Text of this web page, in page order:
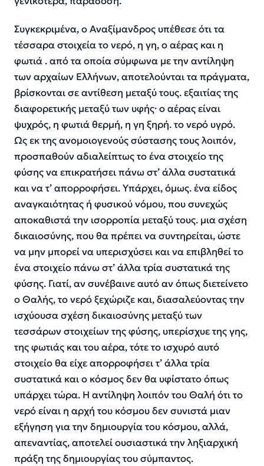
Συγκεκριμένα, ο Αναξίμανδρος υπέθεσε ότι τα
τέσσαρα στοιχεία το νερό, η γη, ο αέρας και η
φωτιά . από τα οποία σύμφωνα με την αντίληψη
των αρχαίων Ελλήνων, αποτελούνται τα πράγματα,
βρίσκονται σε αντίθεση μεταξύ τους. εξαιτίας της
διαφορετικής μεταξύ των υφής· ο αέρας είναι
ψυχρός, η φωτιά θερμή, η γη ξηρή. το νερό υγρό.
Ως εκ της ανομοιογενούς σύστασης τους λοιπόν,
προσπαθούν αδιαλείπτως το ένα στοιχείο της
φύσης να επικρατήσει πάνω στ’ άλλα συστατικά
και να τ’ απορροφήσει. Υπάρχει, όμως. ένα είδος
αναγκαιότητας ή φυσικού νόμου, που συνεχώς
αποκαθιστά την ισορροπία μεταξύ τους. μια σχέση
δικαιοσύνης, που θα πρέπει να συντηρείται, ώστε
να μην μπορεί να υπερισχύσει και να επιβληθεί το
ένα στοιχείο πάνω στ’ άλλα τρία συστατικά της
φύσης. Γιατί, αν συνέβαινε αυτό αν όπως διετείνετο
ο Θαλής, το νερό ξεχώριζε και, διασαλεύοντας την
ισχύουσα σχέση δικαιοσύνης μεταξύ των
τεσσάρων στοιχείων της φύσης, υπερίσχυε της γης,
της φωτιάς και του αέρα, τότε το ισχυρό αυτό
στοιχείο θα είχε απορροφήσει τ’ άλλα τρία
συστατικά και ο κόσμος δεν θα υφίστατο όπως
υπάρχει τώρα. Η αντίληψη λοιπόν του Θαλή ότι το
νερό είναι η αρχή του κόσμου δεν συνιστά μιαν
εξήγηση για την δημιουργία του κόσμου, αλλά,
απεναντίας, αποτελεί ουσιαστικά την ληξιαρχική
πράξη της δημιουργίας του σύμπαντος.